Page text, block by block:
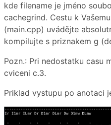
kde filename je jméno
cachegrind. Cestu k
(main.cpp) uvádějte
kompilujte s priznakem g
Pozn.: Pri nedostatku casu
cviceni c.3.
Priklad vystupu po anotaci